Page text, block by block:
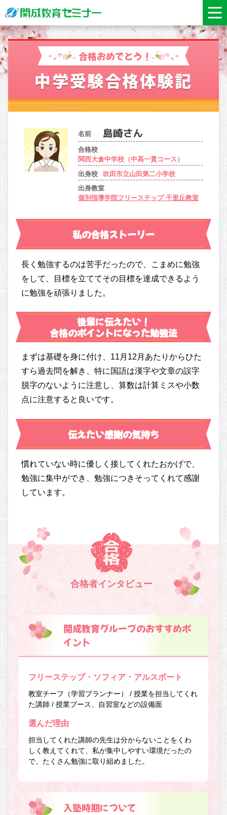
合格おめでとう！
中学受験合格体験記
名前
合格校
関西大倉中学校（中高一貫コース）
出身校
吹田市立山田第二小学校
出身教室
個別指導学院フリーステップ 千里丘教室
私の合格ストーリー
長く勉強するのは苦手だったので、こまめに勉強
をして、目標を立ててその目標を達成できるよう
に勉強を頑張りました。
後輩に伝えたい！
合格のポイントになった勉強法
まずは基礎を身に付け、11月12月あたりからひた
すら過去問を解き、特に国語は漢字や文章の誤字
脱字のないように注意し、算数は計算ミスや小数
点に注意すると良いです。
伝えたい感謝の気持ち
慣れていない時に優しく接してくれたおかげで、
勉強に集中ができ、勉強につきそってくれて感謝
しています。
合格者インタビュー
開成教育グループのおすすめポ
イント
フリーステップ・ソフィア・アルスポート
教室チーフ（学習プランナー） / 授業を担当してくれ
た講師 / 授業ブース、自習室などの設備面
選んだ理由
担当してくれた講師の先生は分からないことをくわ
しく教えてくれて、私が集中しやすい環境だったの
で、たくさん勉強に取り組めました。
入塾時期について